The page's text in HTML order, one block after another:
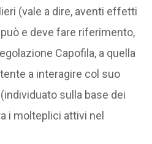
(vale a dire, aventi effetti
e deve fare riferimento,
Capofila, a quella
a interagire col suo
sulla base dei
i molteplici attivi nel